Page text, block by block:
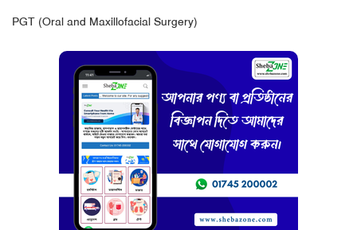
PGT (Oral and Maxillofacial Surgery)